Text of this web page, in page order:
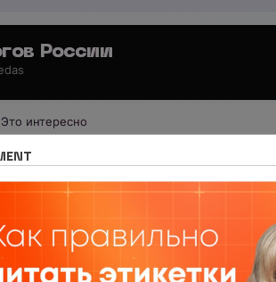
России
Это интересно
по регионам